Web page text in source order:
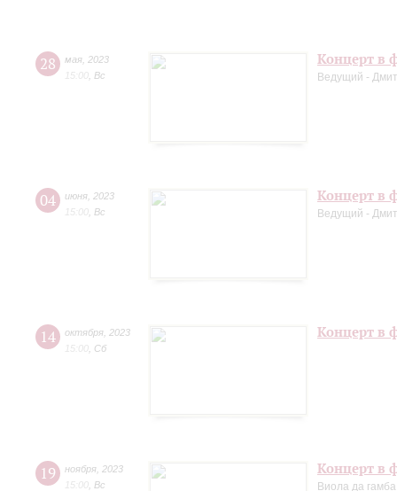
28 мая 2023
15:00 Вс
Концерт в
Ведущий -
04 июня 2023
15:00 Вс
Концерт в
Ведущий -
14 октября 2023
15:00 Сб
Концерт в
19 ноября 2023
15:00 Вс
Концерт в
Виола да